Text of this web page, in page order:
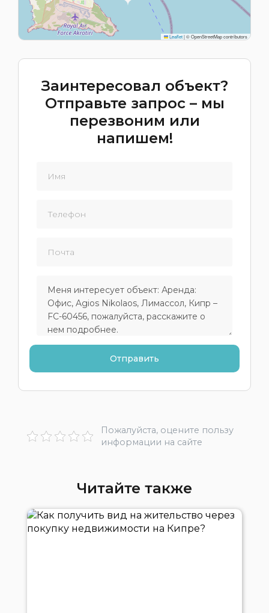
Leaflet|© OpenStreetMap contributors
Заинтересовал объект?
Отправьте запрос – мы
перезвоним или
напишем!
Пожалуйста, оцените пользу
информации на сайте
Читайте также